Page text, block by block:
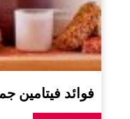
فوائد فيتامين